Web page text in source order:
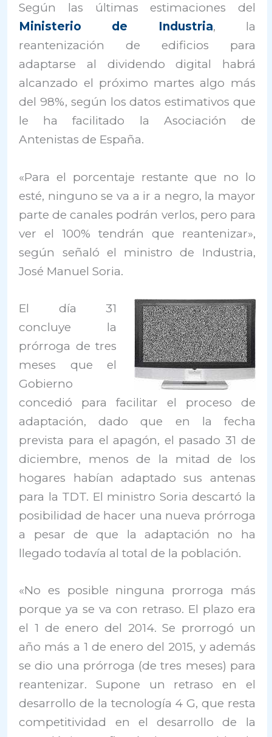
Según las últimas estimaciones del
Ministerio de Industria, la
reantenización de edificios para
adaptarse al dividendo digital habrá
alcanzado el próximo martes algo más
del 98%, según los datos estimativos que
le ha facilitado la Asociación de
Antenistas de España.
«Para el porcentaje restante que no lo
esté, ninguno se va a ir a negro, la mayor
parte de canales podrán verlos, pero para
ver el 100% tendrán que reantenizar»,
según señaló el ministro de Industria,
José Manuel Soria.
El día 31
concluye la
prórroga de tres
meses que el
Gobierno
concedió para facilitar el proceso de
adaptación, dado que en la fecha
prevista para el apagón, el pasado 31 de
diciembre, menos de la mitad de los
hogares habían adaptado sus antenas
para la TDT. El ministro Soria descartó la
posibilidad de hacer una nueva prórroga
a pesar de que la adaptación no ha
llegado todavía al total de la población.
«No es posible ninguna prorroga más
porque ya se va con retraso. El plazo era
el 1 de enero del 2014. Se prorrogó un
año más a 1 de enero del 2015, y además
se dio una prórroga (de tres meses) para
reantenizar. Supone un retraso en el
desarrollo de la tecnología 4 G, que resta
competitividad en el desarrollo de la